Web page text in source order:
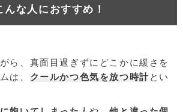
な人におすすめ！
ら、真面目過ぎずにどこかに緩さを
は、 クールかつ色気を放つ時計とい